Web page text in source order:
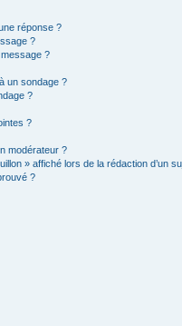
réponse ?
?
?
un sondage ?
?
?
modérateur ?
» affiché lors de la rédaction d’un
?